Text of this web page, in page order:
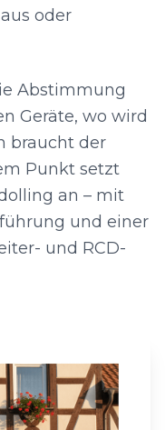
oder
Abstimmung
Geräte, wo wird
braucht der
Punkt setzt
an – mit
und einer
und RCD-